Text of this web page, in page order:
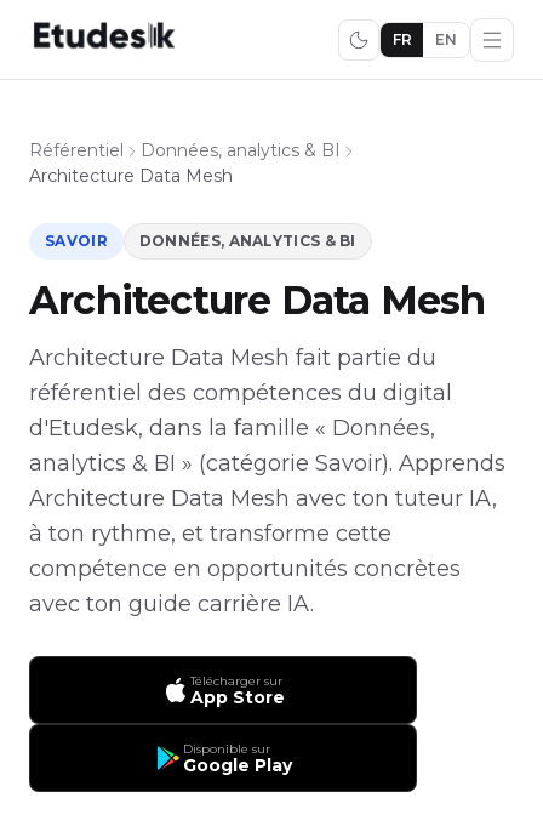
FR EN
Référentiel
Données, analytics & BI
Architecture Data Mesh
SAVOIR DONNÉES, ANALYTICS & BI
Architecture Data Mesh
Architecture Data Mesh fait partie du
référentiel des compétences du digital
d'Etudesk, dans la famille « Données,
analytics & BI » (catégorie Savoir). Apprends
Architecture Data Mesh avec ton tuteur IA,
à ton rythme, et transforme cette
compétence en opportunités concrètes
avec ton guide carrière IA.
Télécharger sur
App Store
Disponible sur
Google Play